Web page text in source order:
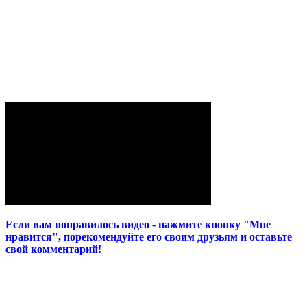
Если вам понравилось видео - нажмите кнопку "Мне
нравится", порекомендуйте его своим друзьям и оставьте
свой комментарий!